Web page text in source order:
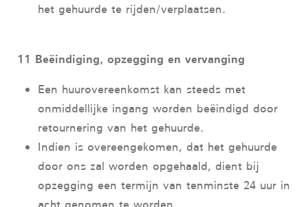
het gehuurde te rijden/verplaatsen.
11 Beëindiging, opzegging en vervanging
Een huurovereenkomst kan steeds met
onmiddellijke ingang worden beëindigd door
retournering van het gehuurde.
Indien is overeengekomen, dat het gehuurde
door ons zal worden opgehaald, dient bij
opzegging een termijn van tenminste 24 uur in